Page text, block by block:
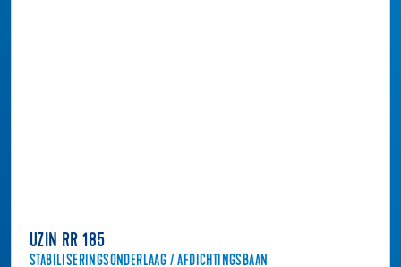
UZIN RR 185
STABILISERINGSONDERLAAG / AFDICHTINGSBAAN